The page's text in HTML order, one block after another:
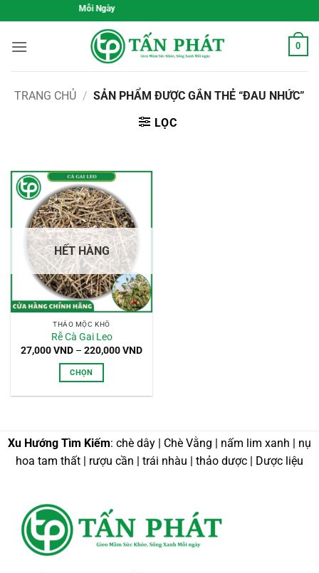
qua
nội
Khỏe, Sống Xanh Mỗi Ngày
0
TRANG CHỦ / SẢN PHẨM ĐƯỢC GẮN THẺ “ĐAU NHỨC”
LỌC
HẾT HÀNG
THẢO MỘC KHÔ
Rễ Cà Gai Leo
27,000VND – 220,000VNDKhoảng
220,000 VND
CHỌN
nhiều
biến
chọn
có
Xu Hướng Tìm Kiếm: chè dây | Chè Vằng | nấm lim xanh | nụ
hoa tam thất | rượu cần | trái nhàu | thảo dược | Dược liệu